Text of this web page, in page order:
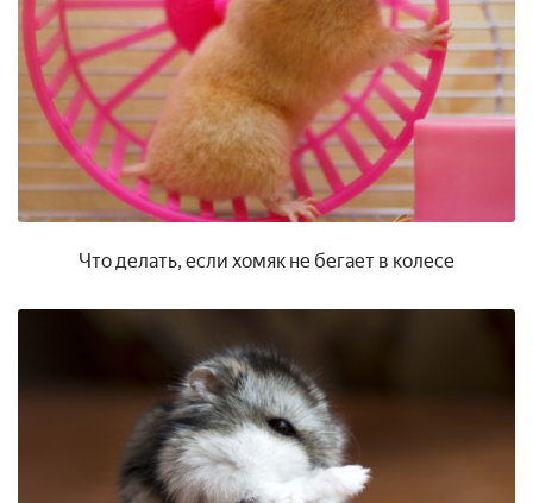
Что делать, если хомяк не бегает в колесе